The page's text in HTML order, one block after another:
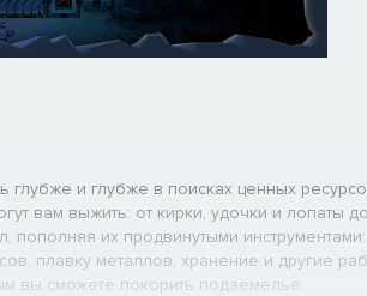
глубже и глубже в поисках ценных
вам выжить: от кирки, удочки и лопаты
их продвинутыми
плавку металлов, хранение и другие
вы сможете покорить подземелье.